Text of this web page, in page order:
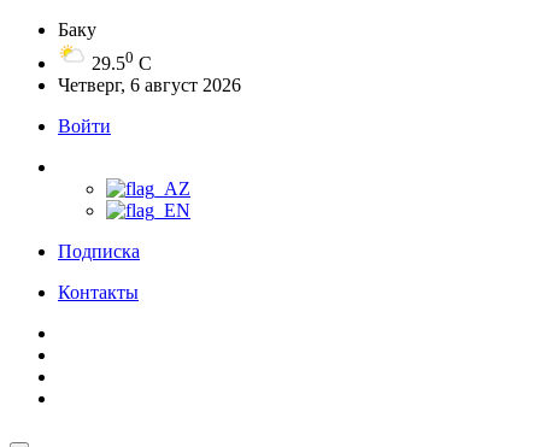
Баку
29.50 C
Четверг, 6 август 2026
Войти
Подписка
Контакты